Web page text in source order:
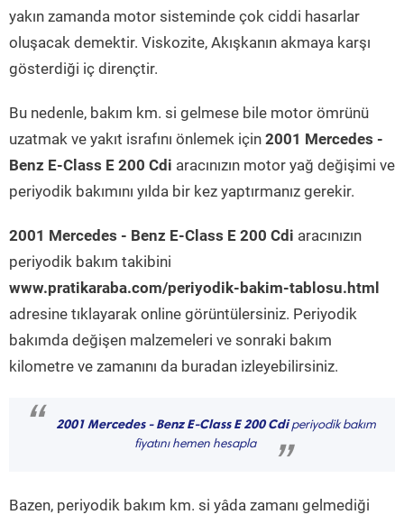
yakın zamanda motor sisteminde çok ciddi hasarlar
oluşacak demektir. Viskozite, Akışkanın akmaya karşı
gösterdiği iç dirençtir.
Bu nedenle, bakım km. si gelmese bile motor ömrünü
uzatmak ve yakıt israfını önlemek için 2001 Mercedes -
Benz E-Class E 200 Cdi aracınızın motor yağ değişimi ve
periyodik bakımını yılda bir kez yaptırmanız gerekir.
2001 Mercedes - Benz E-Class E 200 Cdi aracınızın
periyodik bakım takibini
www.pratikaraba.com/periyodik-bakim-tablosu.html
adresine tıklayarak online görüntülersiniz. Periyodik
bakımda değişen malzemeleri ve sonraki bakım
kilometre ve zamanını da buradan izleyebilirsiniz.
“ 2001 Mercedes - Benz E-Class E 200 Cdiperiyodik bakım
fiyatını hemen hesapla
”
Bazen, periyodik bakım km. si yâda zamanı gelmediği